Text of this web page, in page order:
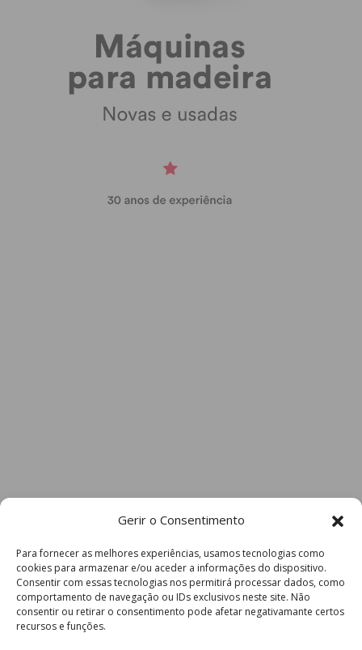
Gerir o Consentimento
Para fornecer as melhores experiências, usamos tecnologias como
cookies para armazenar e/ou aceder a informações do dispositivo.
Consentir com essas tecnologias nos permitirá processar dados, como
comportamento de navegação ou IDs exclusivos neste site. Não
consentir ou retirar o consentimento pode afetar negativamante certos
recursos e funções.